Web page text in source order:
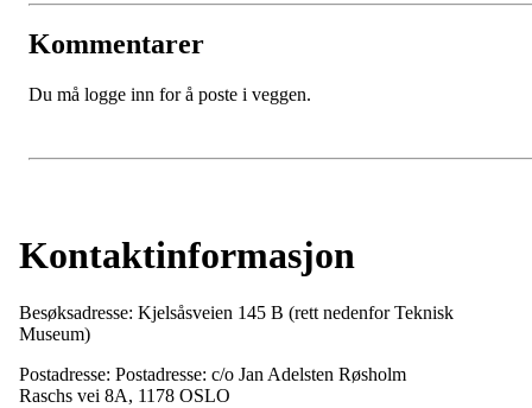
Kommentarer
Du må logge inn for å poste i veggen.
Kontaktinformasjon
Besøksadresse: Kjelsåsveien 145 B (rett nedenfor Teknisk
Museum)
Postadresse: Postadresse: c/o Jan Adelsten Røsholm
Raschs vei 8A, 1178 OSLO